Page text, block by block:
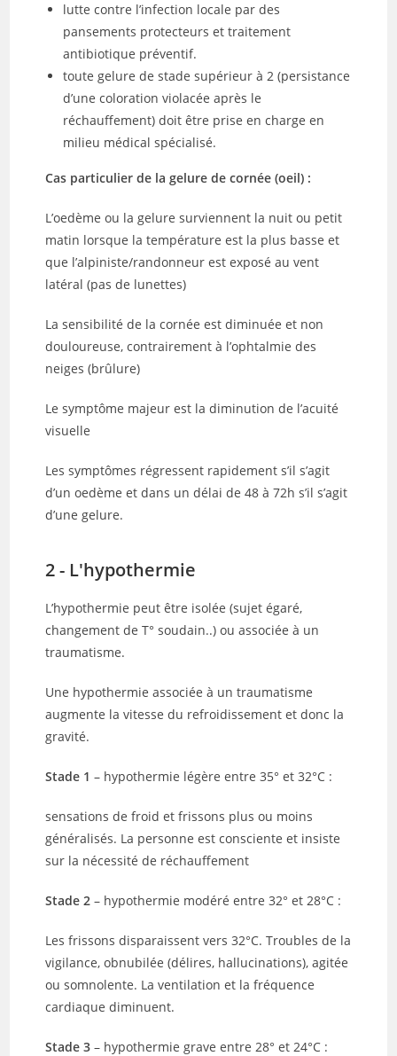
lutte contre l’infection locale par des
pansements protecteurs et traitement
antibiotique préventif.
toute gelure de stade supérieur à 2 (persistance
d’une coloration violacée après le
réchauffement) doit être prise en charge en
milieu médical spécialisé.
Cas particulier de la gelure de cornée (oeil) :
L’oedème ou la gelure surviennent la nuit ou petit
matin lorsque la température est la plus basse et
que l’alpiniste/randonneur est exposé au vent
latéral (pas de lunettes)
La sensibilité de la cornée est diminuée et non
douloureuse, contrairement à l’ophtalmie des
neiges (brûlure)
Le symptôme majeur est la diminution de l’acuité
visuelle
Les symptômes régressent rapidement s’il s’agit
d’un oedème et dans un délai de 48 à 72h s’il s’agit
d’une gelure.
2 - L'hypothermie
L’hypothermie peut être isolée (sujet égaré,
changement de T° soudain..) ou associée à un
traumatisme.
Une hypothermie associée à un traumatisme
augmente la vitesse du refroidissement et donc la
gravité.
Stade 1 – hypothermie légère entre 35° et 32°C :
sensations de froid et frissons plus ou moins
généralisés. La personne est consciente et insiste
sur la nécessité de réchauffement
Stade 2 – hypothermie modéré entre 32° et 28°C :
Les frissons disparaissent vers 32°C. Troubles de la
vigilance, obnubilée (délires, hallucinations), agitée
ou somnolente. La ventilation et la fréquence
cardiaque diminuent.
Stade 3 – hypothermie grave entre 28° et 24°C :